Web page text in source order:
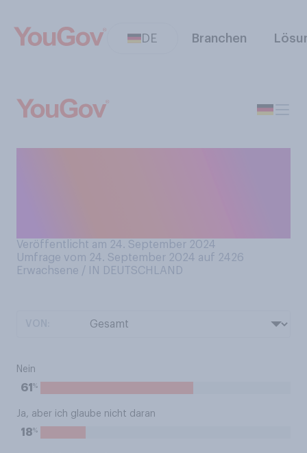
DE Branchen
Veröffentlicht am 24. September 2024
Umfrage vom 24. September 2024 auf 2426
Erwachsene / IN DEUTSCHLAND
Nein
61 %
Ja, aber ich glaube nicht daran
18%